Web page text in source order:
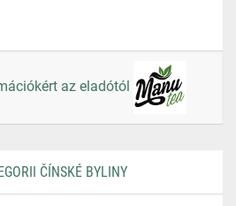
az eladótól
ČÍNSKÉ BYLINY